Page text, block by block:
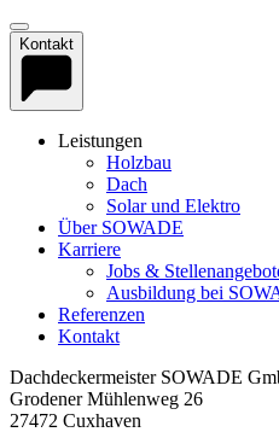
Kontakt
Leistungen
Holzbau
Dach
Solar und Elektro
Über SOWADE
Karriere
Jobs &
Ausbildung bei
Referenzen
Kontakt
Dachdeckermeister SOWADE
Grodener Mühlenweg 26
27472 Cuxhaven